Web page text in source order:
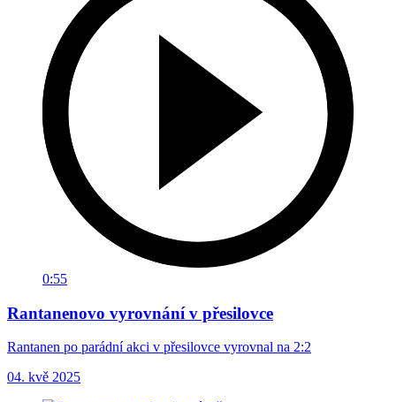
0:55
Rantanenovo vyrovnání v přesilovce
Rantanen po parádní akci v přesilovce vyrovnal na 2:2
04. kvě 2025